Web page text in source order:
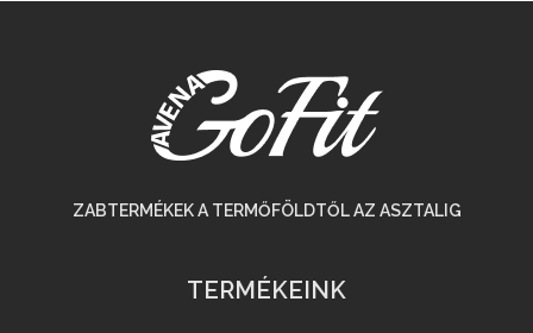
ZABTERMÉKEK A TERMŐFÖLDTŐL AZ ASZTALIG
TERMÉKEINK